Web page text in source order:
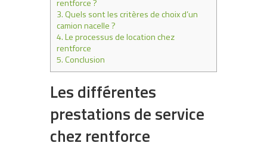
rentforce ?
3.Quels sont les critères de choix d’un
camion nacelle ?
4.Le processus de location chez
rentforce
5.Conclusion
Les différentes
prestations de service
chez rentforce